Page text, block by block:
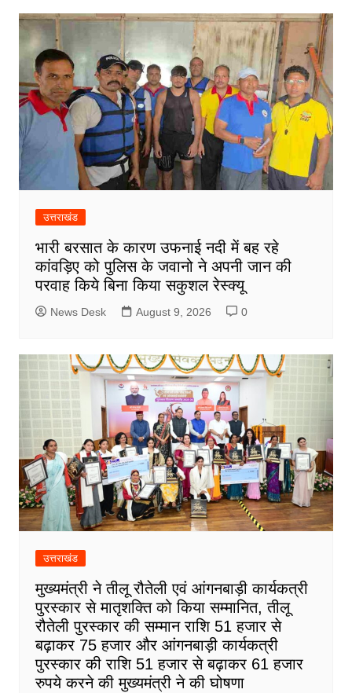
उत्तराखंड
भारी बरसात के कारण उफनाई नदी में बह रहे
कांवड़िए को पुलिस के जवानो ने अपनी जान की
परवाह किये बिना किया सकुशल रेस्क्यू
News Desk August 9, 2026 0
उत्तराखंड
मुख्यमंत्री ने तीलू रौतेली एवं आंगनबाड़ी कार्यकत्री
पुरस्कार से मातृशक्ति को किया सम्मानित, तीलू
रौतेली पुरस्कार की सम्मान राशि 51 हजार से
बढ़ाकर 75 हजार और आंगनबाड़ी कार्यकत्री
पुरस्कार की राशि 51 हजार से बढ़ाकर 61 हजार
रुपये करने की मुख्यमंत्री ने की घोषणा